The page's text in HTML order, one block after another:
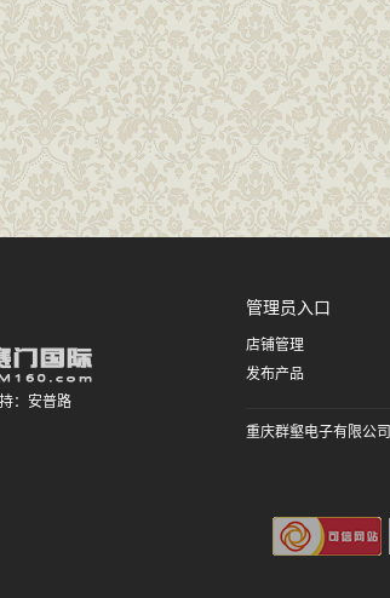
： 安普路
管理员入口
店铺管理
发布产品
重庆群壑电子有限公司